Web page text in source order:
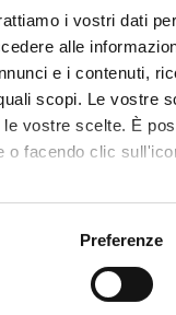
i vostri dati
alle
e i contenuti,
scopi. Le vostre
vostre scelte. È
o facendo clic
anche:
sulla tua posizione
Preferenze
degree in
partially running